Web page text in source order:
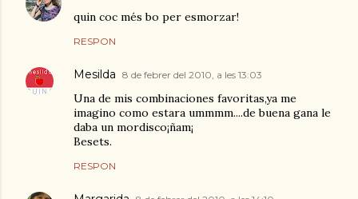
quin coc més bo per esmorzar!
RESPON
Mesilda 8 de febrer del 2010, a les 13:03
Una de mis combinaciones favoritas,ya me
imagino como estara ummmm....de buena gana le
daba un mordisco¡ñam¡
Besets.
RESPON